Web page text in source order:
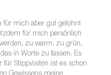
für mich aber gut gelohnt
für mich persönlich
zu warm, zu grün,
in Worte zu fassen. Es
Stippvisiten ist es schon